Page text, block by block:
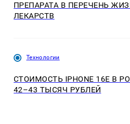
ПРЕПАРАТА В ПЕРЕЧЕНЬ
ЛЕКАРСТВ
Технологии
СТОИМОСТЬ IPHONE 16E В
42–43 ТЫСЯЧ РУБЛЕЙ